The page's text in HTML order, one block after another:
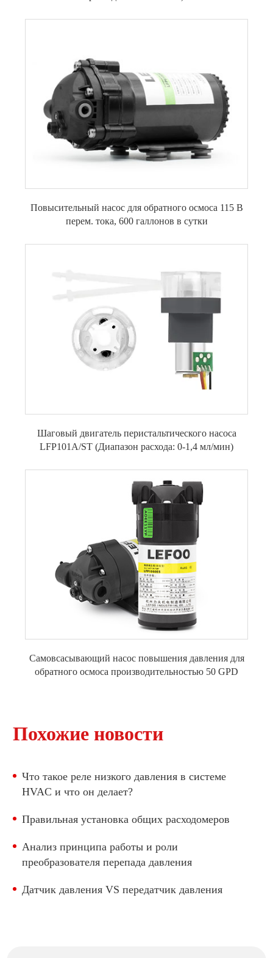
Повысительный насос для обратного осмоса 115 В
перем. тока, 600 галлонов в сутки
Шаговый двигатель перистальтического насоса
LFP101A/ST (Диапазон расхода: 0-1,4 мл/мин)
Самовсасывающий насос повышения давления для
обратного осмоса производительностью 50 GPD
Похожие новости
Что такое реле низкого давления в системе
HVAC и что он делает?
Правильная установка общих расходомеров
Анализ принципа работы и роли
преобразователя перепада давления
Датчик давления VS передатчик давления